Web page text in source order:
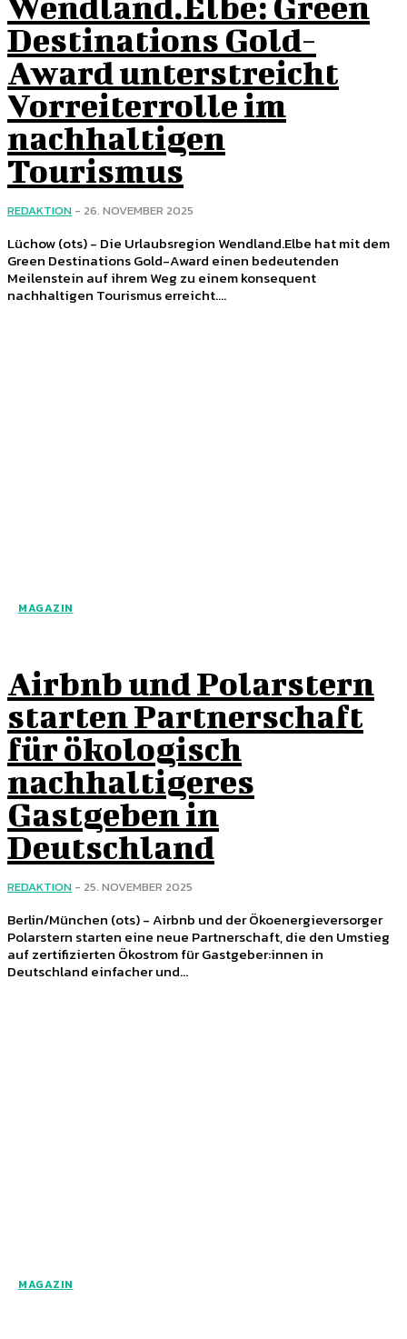
Destinations Gold-
Award unterstreicht
Vorreiterrolle im
nachhaltigen
Tourismus
REDAKTION - 26. NOVEMBER 2025
Lüchow (ots) - Die Urlaubsregion Wendland.Elbe hat mit dem
Green Destinations Gold-Award einen bedeutenden
Meilenstein auf ihrem Weg zu einem konsequent
nachhaltigen Tourismus erreicht....
MAGAZIN
Airbnb und Polarstern
starten Partnerschaft
für ökologisch
nachhaltigeres
Gastgeben in
Deutschland
REDAKTION - 25. NOVEMBER 2025
Berlin/München (ots) - Airbnb und der Ökoenergieversorger
Polarstern starten eine neue Partnerschaft, die den Umstieg
auf zertifizierten Ökostrom für Gastgeber:innen in
Deutschland einfacher und...
MAGAZIN